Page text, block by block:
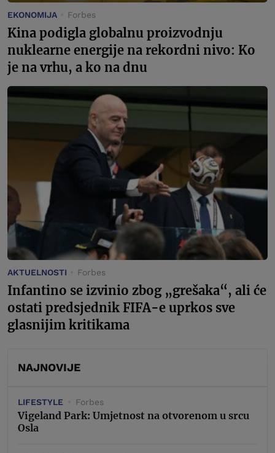
EKONOMIJA Forbes
Kina podigla globalnu proizvodnju
nuklearne energije na rekordni nivo: Ko
je na vrhu, a ko na dnu
AKTUELNOSTI Forbes
Infantino se izvinio zbog „grešaka“, ali će
ostati predsjednik FIFA-e uprkos sve
glasnijim kritikama
NAJNOVIJE
LIFESTYLE Forbes
Vigeland Park: Umjetnost na otvorenom u srcu
Osla